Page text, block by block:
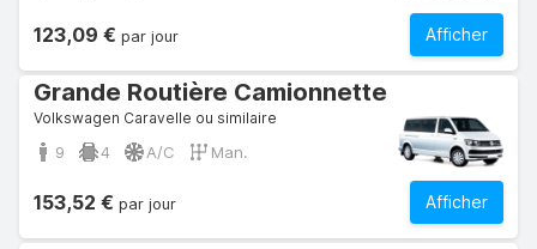
Afficher
123,09 € par jour
Grande Routière Camionnette
Volkswagen Caravelle ou similaire
9 4 A/C Man.
Afficher
153,52 € par jour